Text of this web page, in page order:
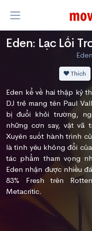
Thích
Eden kể về hai thập kỷ
DJ trẻ mang tên Paul
bị đuổi khỏi trường,
những cơn say, vật vã
Xuyên suốt hành trình
là tình yêu không đổi
tác phẩm tham vọng
Eden nhận được nhiều
83% Fresh trên
Metacritic.